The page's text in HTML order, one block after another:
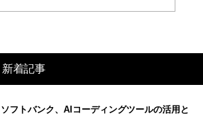
新着記事
ソフトバンク、AIコーディングツールの活用と